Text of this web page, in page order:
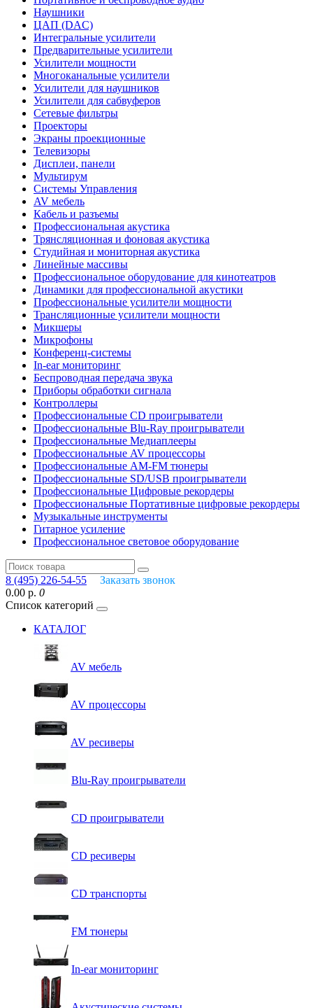
Наушники
ЦАП (DAC)
Интегральные усилители
Предварительные усилители
Усилители мощности
Многоканальные усилители
Усилители для наушников
Усилители для сабвуферов
Сетевые фильтры
Проекторы
Экраны проекционные
Телевизоры
Дисплеи, панели
Мультирум
Системы Управления
AV мебель
Кабель и разъемы
Профессиональная акустика
Трянсляционная и фоновая акустика
Студийная и мониторная акустика
Линейные массивы
Профессиональное оборудование для кинотеатров
Динамики для профессиональной акустики
Профессиональные усилители мощности
Трансляционные усилители мощности
Микшеры
Микрофоны
Конференц-системы
In-ear мониторинг
Беспроводная передача звука
Приборы обработки сигнала
Контроллеры
Профессиональные СD проигрыватели
Профессиональные Blu-Ray проигрыватели
Профессиональные Медиаплееры
Профессиональные AV процессоры
Профессиональные AM-FM тюнеры
Профессиональные SD/USB проигрыватели
Профессиональные Цифровые рекордеры
Профессиональные Портативные цифровые рекордеры
Музыкальные инструменты
Гитарное усиление
Профессиональное световое оборудование
8 (495) 226-54-55
Заказать звонок
0.00 р. 0
Список категорий
КАТАЛОГ
AV мебель
AV процессоры
AV ресиверы
Blu-Ray проигрыватели
CD проигрыватели
CD ресиверы
CD транспорты
FM тюнеры
In-ear мониторинг